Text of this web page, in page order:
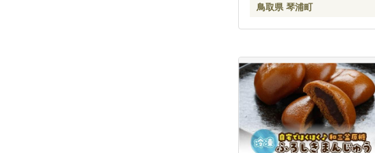
鳥取県 琴浦町